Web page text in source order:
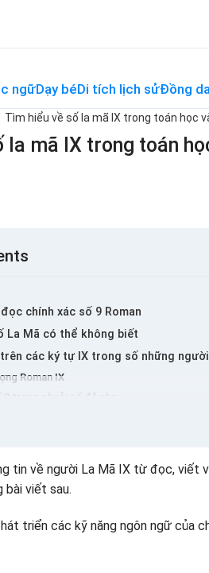
ngữDạy béDi tích lịch sửĐồng
Tìm hiểu về số la mã IX trong toán học
la mã IX trong toán
chính xác số 9 Roman
La Mã có thể không biết
các ký tự IX trong số những
Roman IX
Roman với số IX
trên chữ IX trong La Mã để giúp
tin về người La Mã IX từ đọc, viết
viết sau.
triển các kỹ năng ngôn ngữ của